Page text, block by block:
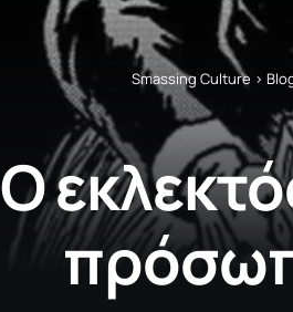
Smassing Culture >
Ο